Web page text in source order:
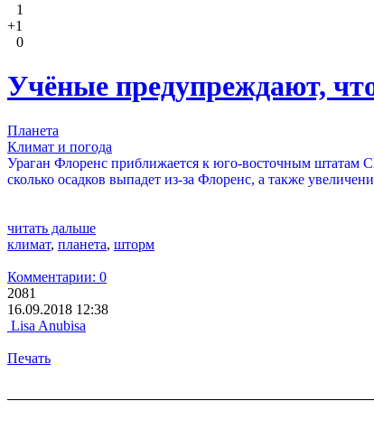
1
+1
0
Учёные предупреждают,
Планета
Климат и погода
Ураган Флоренс приближается к юго-восточным
сколько осадков выпадет из-за Флоренс, а также
читать дальше
климат, планета, шторм
Комментарии: 0
2081
16.09.2018 12:38
Lisa Anubisa
Печать